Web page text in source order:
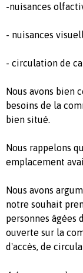
-nuisances
- nuisances
- circulation de
Nous avons bien
besoins de la
bien situé.
Nous rappelons
emplacement
Nous avons
notre souhait
personnes âgées
ouverte sur la
d'accès, de